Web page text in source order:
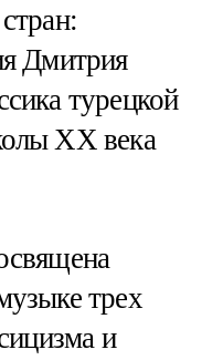
Дмитрия
турецкой
ХХ века
трех
и